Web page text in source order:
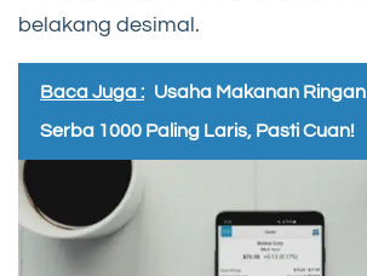
belakang desimal.
Baca Juga : Usaha Makanan Ringan
Serba 1000 Paling Laris, Pasti Cuan!